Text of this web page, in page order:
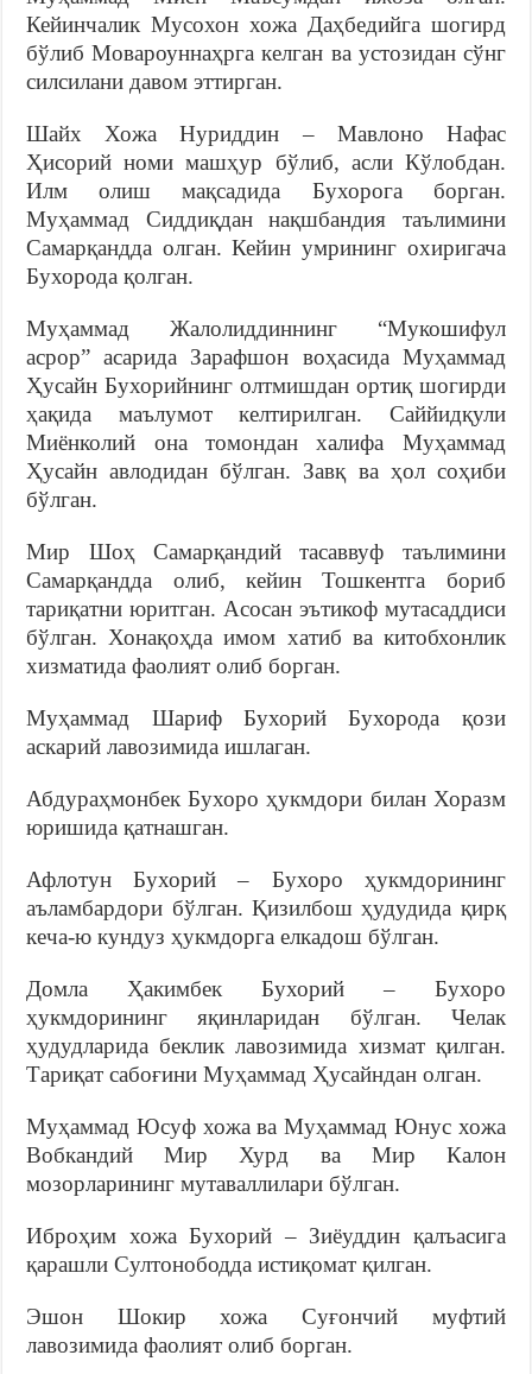
Кейинчалик Мусохон хожа Даҳбедийга шогирд
бўлиб Мовароуннаҳрга келган ва устозидан сўнг
силсилани давом эттирган.
Шайх Хожа Нуриддин – Мавлоно Нафас
Ҳисорий номи машҳур бўлиб, асли Кўлобдан.
Илм олиш мақсадида Бухорога борган.
Муҳаммад Сиддиқдан нақшбандия таълимини
Самарқандда олган. Кейин умрининг охиригача
Бухорода қолган.
Муҳаммад Жалолиддиннинг “Мукошифул
асрор” асарида Зарафшон воҳасида Муҳаммад
Ҳусайн Бухорийнинг олтмишдан ортиқ шогирди
ҳақида маълумот келтирилган. Саййидқули
Миёнколий она томондан халифа Муҳаммад
Ҳусайн авлодидан бўлган. Завқ ва ҳол соҳиби
бўлган.
Мир Шоҳ Самарқандий тасаввуф таълимини
Самарқандда олиб, кейин Тошкентга бориб
тариқатни юритган. Асосан эътикоф мутасаддиси
бўлган. Хонақоҳда имом хатиб ва китобхонлик
хизматида фаолият олиб борган.
Муҳаммад Шариф Бухорий Бухорода қози
аскарий лавозимида ишлаган.
Абдураҳмонбек Бухоро ҳукмдори билан Хоразм
юришида қатнашган.
Афлотун Бухорий – Бухоро ҳукмдорининг
аъламбардори бўлган. Қизилбош ҳудудида қирқ
кеча-ю кундуз ҳукмдорга елкадош бўлган.
Домла Ҳакимбек Бухорий – Бухоро
ҳукмдорининг яқинларидан бўлган. Челак
ҳудудларида беклик лавозимида хизмат қилган.
Тариқат сабоғини Муҳаммад Ҳусайндан олган.
Муҳаммад Юсуф хожа ва Муҳаммад Юнус хожа
Вобкандий Мир Хурд ва Мир Калон
мозорларининг мутаваллилари бўлган.
Иброҳим хожа Бухорий – Зиёуддин қалъасига
қарашли Султонободда истиқомат қилган.
Эшон Шокир хожа Суғончий муфтий
лавозимида фаолият олиб борган.